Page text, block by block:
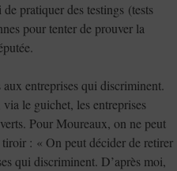
pratiquer des testings (tests
pour tenter de prouver la
entreprises qui discriminent.
le guichet, les entreprises
Pour Moureaux, on ne peut
: « On peut décider de retirer
qui discriminent. D’après moi,